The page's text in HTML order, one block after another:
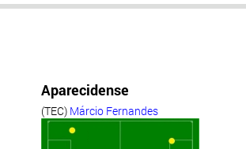
Aparecidense
(TEC) Márcio Fernandes